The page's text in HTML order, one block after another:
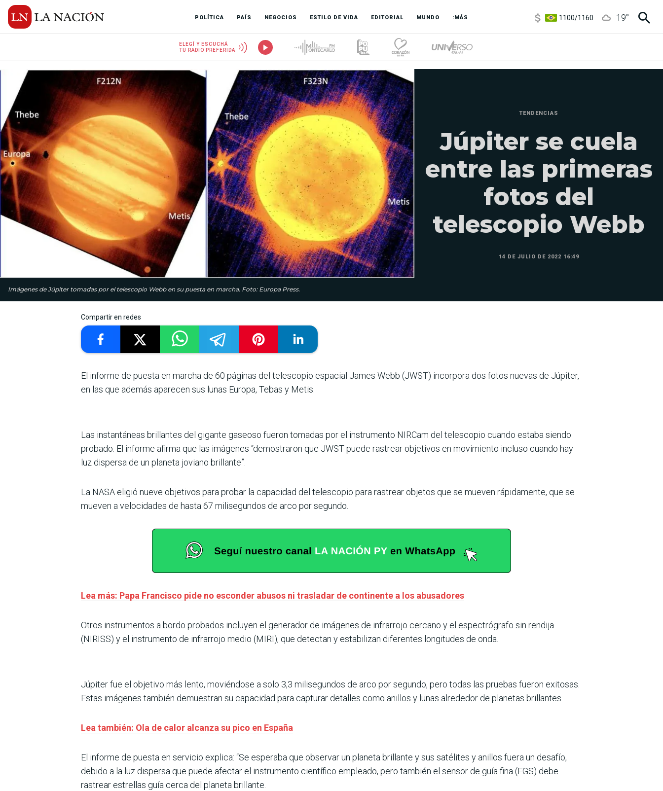
POLÍTICA PAÍS NEGOCIOS ESTILO DE VIDA EDITORIAL MUNDO :MÁS
3,8/4
19°
ELEGÍ Y ESCUCHÁ
TU RADIO PREFERIDA
Imágenes de Júpiter tomadas por el telescopio Webb en su puesta en marcha. Foto: Europa Press.
TENDENCIAS
Júpiter se cuela
entre las primeras
fotos del
telescopio Webb
14 DE JULIO DE 2022 16:49
Compartir en redes
El informe de puesta en marcha de 60 páginas del telescopio espacial James Webb (JWST) incorpora dos fotos nuevas de Júpiter,
en las que además aparecen sus lunas Europa, Tebas y Metis.
Las instantáneas brillantes del gigante gaseoso fueron tomadas por el instrumento NIRCam del telescopio cuando estaba siendo
probado. El informe afirma que las imágenes “demostraron que JWST puede rastrear objetivos en movimiento incluso cuando hay
luz dispersa de un planeta joviano brillante”.
La NASA eligió nueve objetivos para probar la capacidad del telescopio para rastrear objetos que se mueven rápidamente, que se
mueven a velocidades de hasta 67 milisegundos de arco por segundo.
Lea más: Papa Francisco pide no esconder abusos ni trasladar de continente a los abusadores
Otros instrumentos a bordo probados incluyen el generador de imágenes de infrarrojo cercano y el espectrógrafo sin rendija
(NIRISS) y el instrumento de infrarrojo medio (MIRI), que detectan y estabilizan diferentes longitudes de onda.
Júpiter fue el objetivo más lento, moviéndose a solo 3,3 milisegundos de arco por segundo, pero todas las pruebas fueron exitosas.
Estas imágenes también demuestran su capacidad para capturar detalles como anillos y lunas alrededor de planetas brillantes.
Lea también: Ola de calor alcanza su pico en España
El informe de puesta en servicio explica: “Se esperaba que observar un planeta brillante y sus satélites y anillos fuera un desafío,
debido a la luz dispersa que puede afectar el instrumento científico empleado, pero también el sensor de guía fina (FGS) debe
rastrear estrellas guía cerca del planeta brillante.